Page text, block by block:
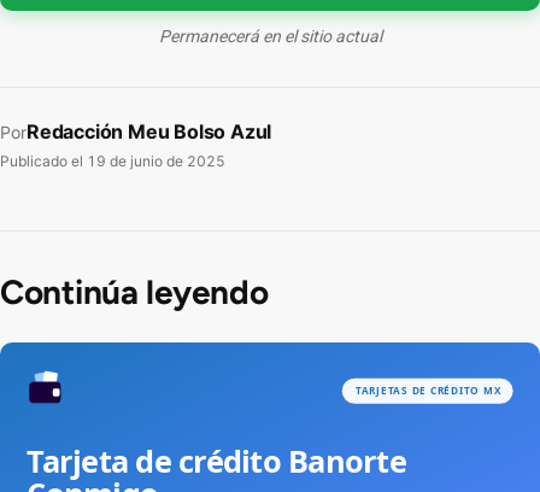
Permanecerá en el sitio actual
PorRedacción Meu Bolso Azul
Publicado el 19 de junio de 2025
Continúa leyendo